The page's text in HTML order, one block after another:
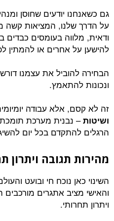
גם כשאנחנו יודעים שחוסן
על הדרך שלנו, המציאות
ודאית, מלווה בעומסים כבדים
להישען על אחרים או להמתין
הבחירה להוביל את עצמנו
ונכונות להתאמץ.
זה לא קסם, אלא עבודה
ושיטות– נבנית מערכת
הרגלים להתקדם בכל יום
מהירות תגובה ויתרון
השינוי כאן נוכח חי ובועט
והאישי מציב אתגרים מורכבים
ויתרון תחרותי.